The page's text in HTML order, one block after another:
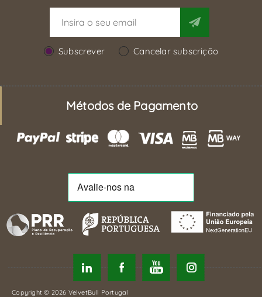
Subscrever Cancelar subscrição
Métodos de Pagamento
Copyright © 2026 VelvetBull Portugal